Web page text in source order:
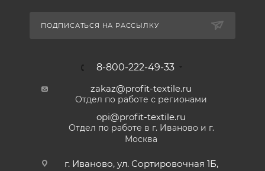
ПОДПИСАТЬСЯ НА РАССЫЛКУ
8-800-222-49-33
zakaz@profit-textile.ru
Отдел по работе с регионами
opi@profit-textile.ru
Отдел по работе в г. Иваново и г.
Москва
г. Иваново, ул. Сортировочная 1Б,